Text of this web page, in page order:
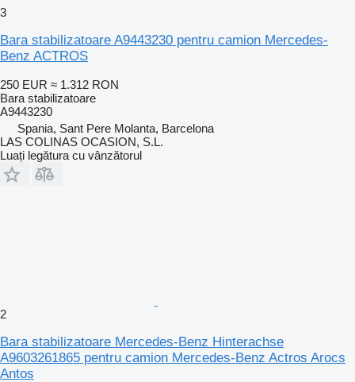
3
Bara stabilizatoare A9443230 pentru camion Mercedes-
Benz ACTROS
250 EUR ≈ 1.312 RON
Bara stabilizatoare
A9443230
Spania, Sant Pere Molanta, Barcelona
LAS COLINAS OCASION, S.L.
Luați legătura cu vânzătorul
2
Bara stabilizatoare Mercedes-Benz Hinterachse
A9603261865 pentru camion Mercedes-Benz Actros Arocs
Antos